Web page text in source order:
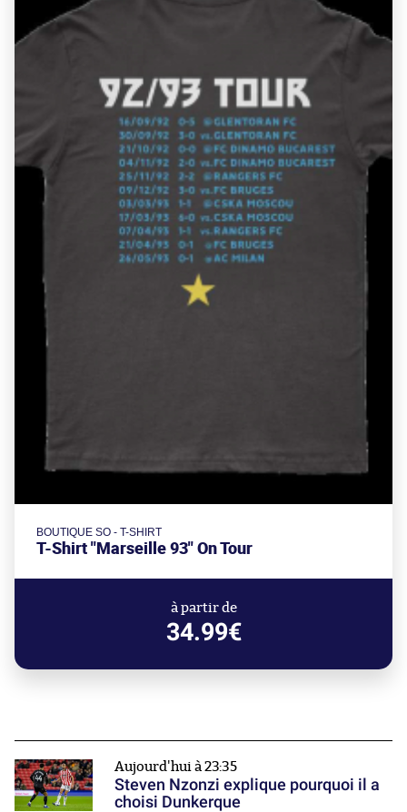
BOUTIQUE SO - T-SHIRT
T-Shirt "Marseille 93" On Tour
à partir de
34.99€
Aujourd'hui à 23:35
Steven Nzonzi explique pourquoi il a
choisi Dunkerque